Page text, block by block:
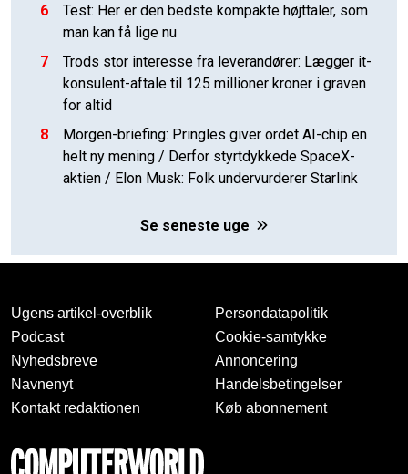
6
Test: Her er den bedste kompakte højttaler, som
man kan få lige nu
7
Trods stor interesse fra leverandører: Lægger it-
konsulent-aftale til 125 millioner kroner i graven
for altid
8
Morgen-briefing: Pringles giver ordet AI-chip en
helt ny mening / Derfor styrtdykkede SpaceX-
aktien / Elon Musk: Folk undervurderer Starlink
Se seneste uge
Ugens artikel-overblik
Podcast
Nyhedsbreve
Navnenyt
Kontakt redaktionen
Persondatapolitik
Cookie-samtykke
Annoncering
Handelsbetingelser
Køb abonnement